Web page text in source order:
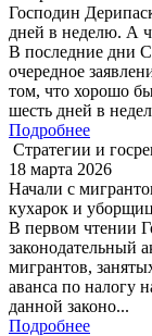
Господин
дней в неделю. А
В последние дни
очередное
том, что хорошо
шесть дней в
Подробнее
Стратегии и
18 марта 2026
Начали с
кухарок и
В первом чтении
законодательный
мигрантов,
аванса по налогу
данной законо...
Подробнее